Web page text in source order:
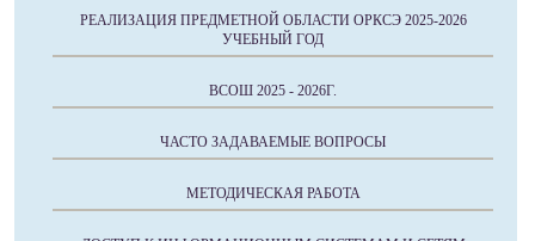
РЕАЛИЗАЦИЯ ПРЕДМЕТНОЙ ОБЛАСТИ ОРКСЭ 2025-2026
УЧЕБНЫЙ ГОД
ВСОШ 2025 - 2026Г.
ЧАСТО ЗАДАВАЕМЫЕ ВОПРОСЫ
МЕТОДИЧЕСКАЯ РАБОТА